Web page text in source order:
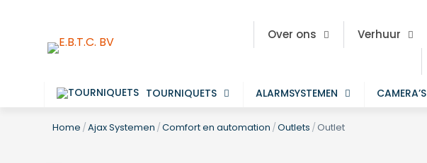
Over ons Verhuur
TOURNIQUETS ALARMSYSTEMEN CAMERA’S
Home /Ajax Systemen /Comfort en automation /Outlets /Outlet